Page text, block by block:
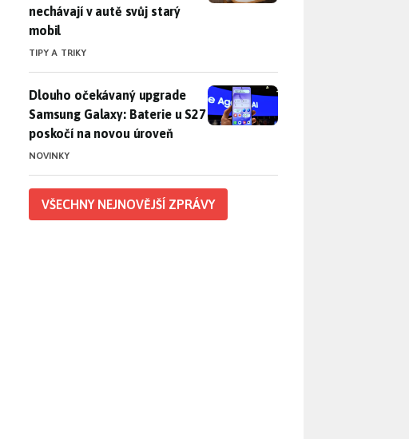
nechávají v autě svůj starý
mobil
TIPY A TRIKY
Dlouho očekávaný upgrade Samsung Galaxy: Baterie u S27
Dlouho očekávaný upgrade
Samsung Galaxy: Baterie u S27
poskočí na novou úroveň
NOVINKY
VŠECHNY NEJNOVĚJŠÍ ZPRÁVY